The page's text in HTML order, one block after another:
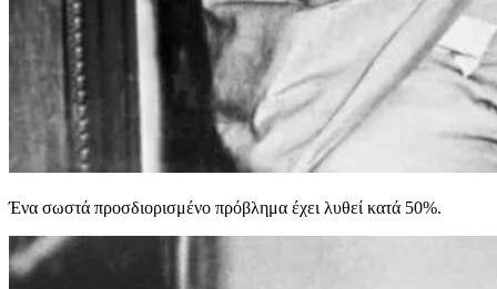
Ένα σωστά προσδιορισμένο πρόβλημα έχει λυθεί κατά 50%.